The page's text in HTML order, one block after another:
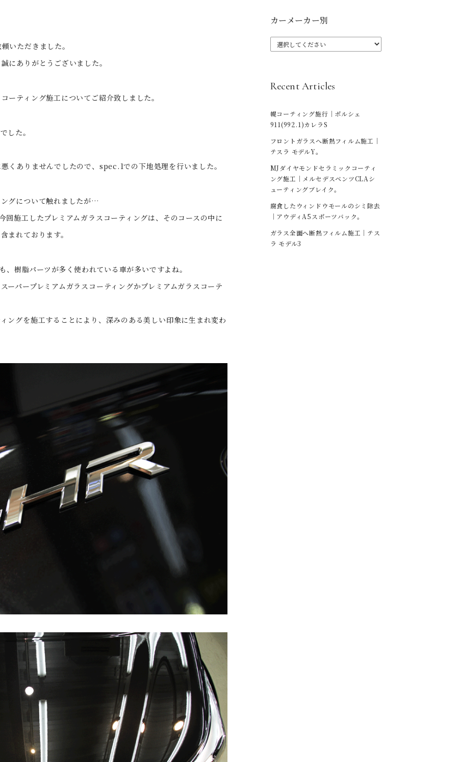
いただきました。
にありがとうございました。
ーティング施工についてご紹介致しました。
した。
くありませんでしたので、spec.1での下地処理を行いました。
グについて触れましたが…
回施工したプレミアムガラスコーティングは、そのコースの中に
まれております。
樹脂パーツが多く使われている車が多いですよね。
ーパープレミアムガラスコーティングかプレミアムガラスコーテ
ングを施工することにより、深みのある美しい印象に生まれ変わ
カーメーカー別
Recent Articles
幌コーティング施行｜ポルシェ
911(992.1)カレラS
フロントガラスへ断熱フィルム施工｜
テスラ モデルY。
MJダイヤモンドセラミックコーティ
ング施工｜メルセデスベンツCLAシ
ューティングブレイク。
腐食したウィンドウモールのシミ除去
｜アウディA5スポーツバック。
ガラス全面へ断熱フィルム施工｜テス
ラ モデル3